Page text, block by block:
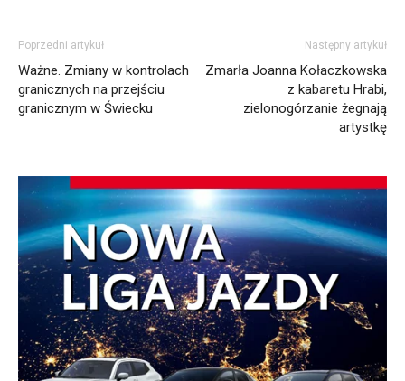
Poprzedni artykuł
Ważne. Zmiany w kontrolach
granicznych na przejściu
granicznym w Świecku
Następny artykuł
Zmarła Joanna Kołaczkowska
z kabaretu Hrabi,
zielonogórzanie żegnają
artystkę